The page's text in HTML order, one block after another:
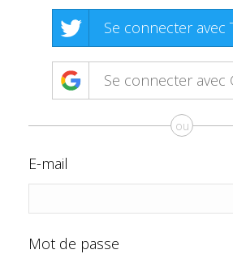
Se connecter avec
Se connecter avec
ou
E-mail
Mot de passe